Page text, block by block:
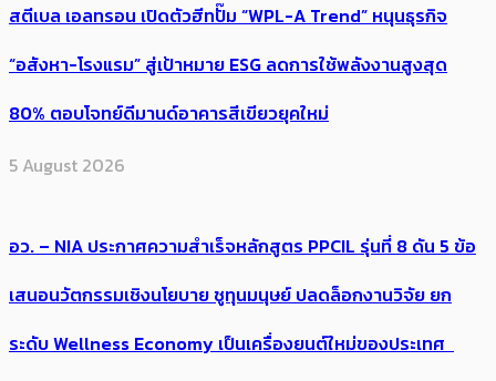
สตีเบล เอลทรอน เปิดตัวฮีทปั๊ม “WPL-A Trend” หนุนธุรกิจ
“อสังหา-โรงแรม” สู่เป้าหมาย ESG ลดการใช้พลังงานสูงสุด
80% ตอบโจทย์ดีมานด์อาคารสีเขียวยุคใหม่
5 August 2026
อว. – NIA ประกาศความสำเร็จหลักสูตร PPCIL รุ่นที่ 8 ดัน 5 ข้อ
เสนอนวัตกรรมเชิงนโยบาย ชูทุนมนุษย์ ปลดล็อกงานวิจัย ยก
ระดับ Wellness Economy เป็นเครื่องยนต์ใหม่ของประเทศ